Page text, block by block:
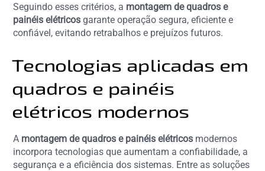
Seguindo esses critérios, a montagem de quadros e
painéis elétricos garante operação segura, eficiente e
confiável, evitando retrabalhos e prejuízos futuros.
Tecnologias aplicadas em
quadros e painéis
elétricos modernos
A montagem de quadros e painéis elétricos modernos
incorpora tecnologias que aumentam a confiabilidade, a
segurança e a eficiência dos sistemas. Entre as soluções